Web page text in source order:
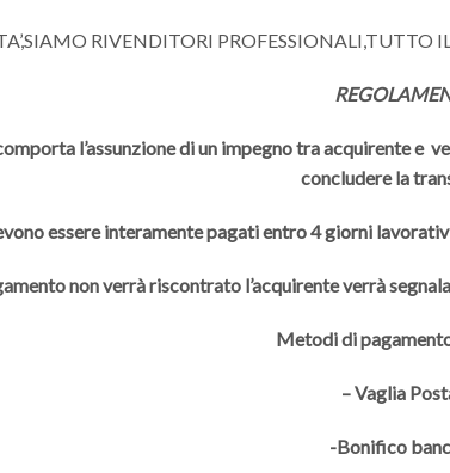
RIVENDITORI PROFESSIONALI,TUTTO
l’assunzione di un impegno tra acquirente
concludere la
essere interamente pagati entro 4 giorni
non verrà riscontrato l’acquirente verrà
Metodi di
– Vaglia
-Bonifico